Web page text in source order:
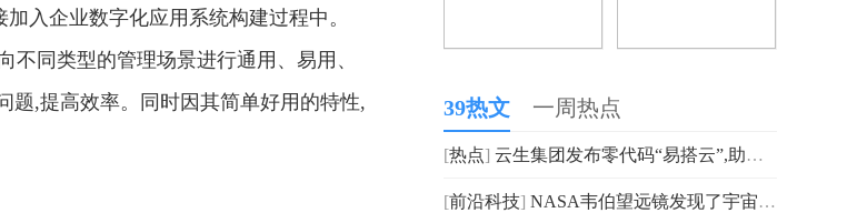
入企业数字化应用系统构建过程中。
同类型的管理场景进行通用、易用、
题,提高效率。同时因其简单好用的特性,
39热文 一周热点
[热点] 云生集团发布零代码“易搭云”,助企业构建敏捷数字实践力
[前沿科技] NASA韦伯望远镜发现了宇宙大爆炸后最早形成的星系之一